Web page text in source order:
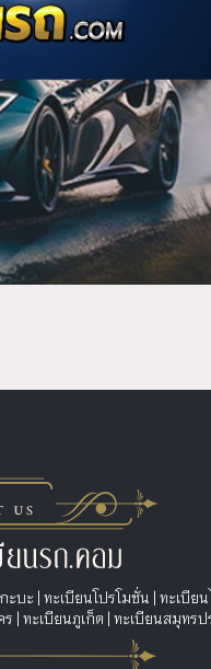
ะบะ | ทะเบียนโปรโมชั่น | ทะเบีย
ร | ทะเบียนภูเก็ต | ทะเบียนสมุทรป